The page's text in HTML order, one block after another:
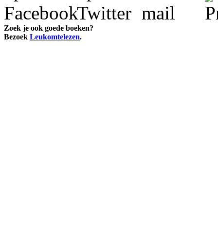
Zoek je ook goede boeken?
Bezoek Leukomtelezen.